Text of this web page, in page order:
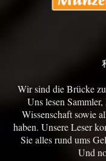
Wir sind die Brücke
Uns lesen
Wissenschaft sowie
haben. Unsere Leser
Sie alles rund ums
Und